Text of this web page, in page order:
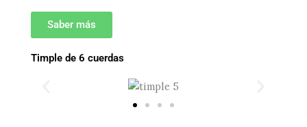
Saber más
Timple de 6 cuerdas